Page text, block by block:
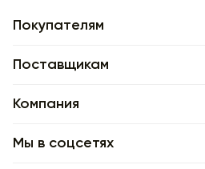
Покупателям
Поставщикам
Компания
Мы в соцсетях